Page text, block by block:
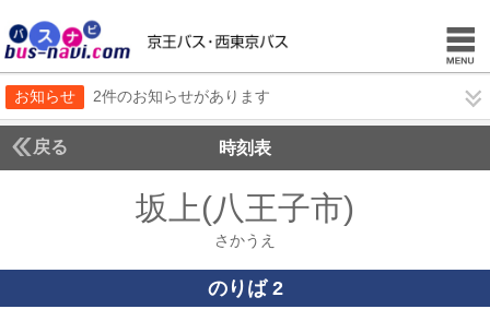
お知らせ 2件のお知らせがあります
戻る 時刻表
坂上(八王子市)
さかうえ
のりば 2